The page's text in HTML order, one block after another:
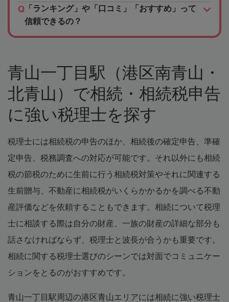
「ランキング」や「口コミ」「おすすめ」って
信頼できるの？
青山一丁目駅（港区南青山・
北青山）で相続・相続税申告
に強い税理士を探す
税理士には相続税の申告のほか、相続後の確定申告、準確
定申告、税務調査への対応が可能です。それ以外にも相続
税の節税のために生前に行う相続税対策やそれに関連する
生前贈与、不動産に相続税がいくらかかるかを調べる不動
産評価などを依頼することもできます。相続について税理
士に相談する際は自分の財産、一族の財産の詳細な部分も
話さなければならず、税理士と波長が合うかも重要です。
相続に関する税理士選びのシーンでは対面でコミュニケー
ションをとるのがおすすめです。
青山一丁目駅周辺の港区青山エリアには相続に強い税理士